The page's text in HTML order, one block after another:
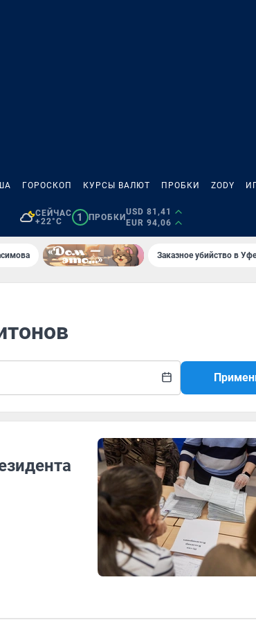
ГОРОСКОП КУРСЫ ВАЛЮТ ПРОБКИ ZODY
СЕЙЧАС
+22°C
1 ПРОБКИ
USD 81,41
EUR 94,06
Заказное убийство в